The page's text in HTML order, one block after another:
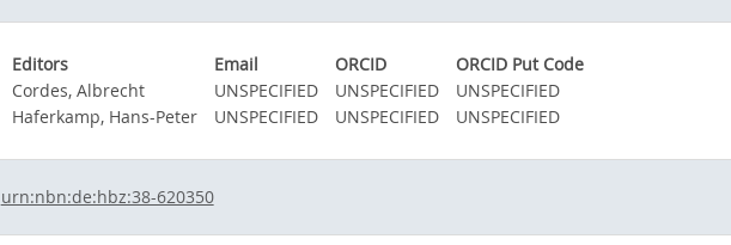
Editors Email ORCID
ORCID Put Code
Cordes, Albrecht
UNSPECIFIED UNSPECIFIED
UNSPECIFIED
Haferkamp, Hans-Peter
UNSPECIFIED UNSPECIFIED UNSPECIFIED
urn:nbn:de:hbz:38-620350